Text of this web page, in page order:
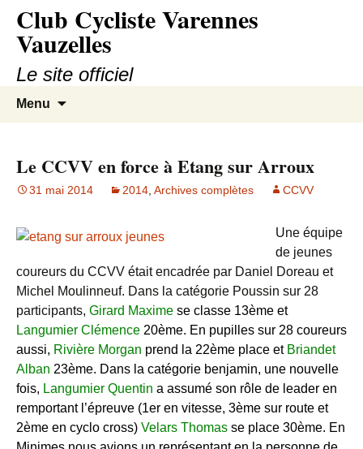
contenu
Club Cycliste Varennes
Vauzelles
Le site officiel
Menu
Le CCVV en force à Etang sur Arroux
31 mai 2014 2014 Archives complètes CCVV
Une équipe
de jeunes
coureurs du CCVV était encadrée par Daniel Doreau et
Michel Moulinneuf. Dans la catégorie Poussin sur 28
participants, Girard Maxime se classe 13ème et
Langumier Clémence 20ème. En pupilles sur 28 coureurs
aussi, Rivière Morgan prend la 22ème place et Briandet
Alban 23ème. Dans la catégorie benjamin, une nouvelle
fois, Langumier Quentin a assumé son rôle de leader en
remportant l’épreuve (1er en vitesse, 3ème sur route et
2ème en cyclo cross) Velars Thomas se place 30ème. En